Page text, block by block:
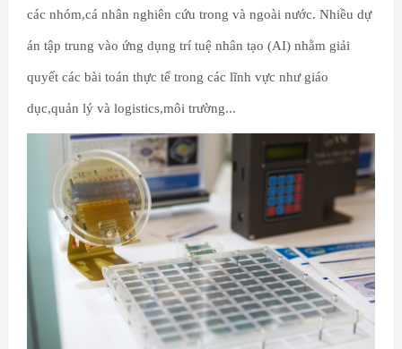
các nhóm,cá nhân nghiên cứu trong và ngoài nước. Nhiều dự
án tập trung vào ứng dụng trí tuệ nhân tạo (AI) nhằm giải
quyết các bài toán thực tế trong các lĩnh vực như giáo
dục,quản lý và logistics,môi trường...